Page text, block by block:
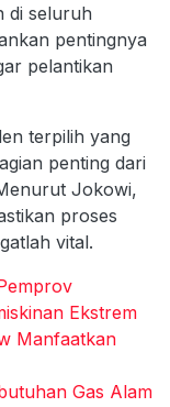
di seluruh
pentingnya
pelantikan
terpilih yang
penting dari
Jokowi,
proses
vital.
Ekstrem
Manfaatkan
Gas Alam